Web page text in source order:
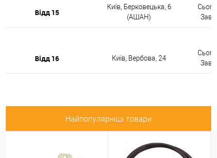
Відд 15
Київ, Берковецька, 6
(АШАН)
Відд 16 Київ, Вербова, 24
Найпопулярніші товари